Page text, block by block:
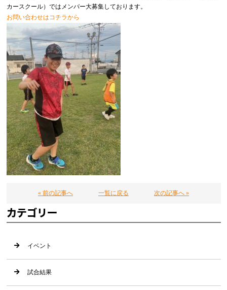
カースクール）ではメンバー大募集しております。
お問い合わせはコチラから
« 前の記事へ 一覧に戻る 次の記事へ »
カテゴリー
イベント
試合結果